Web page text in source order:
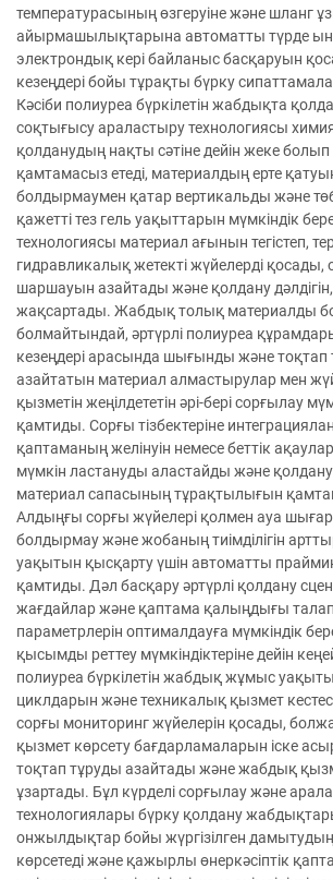
температурасының өзгеруіне және шланг
айырмашылықтарына автоматты түрде
электрондық кері байланыс басқаруын
кезеңдері бойы тұрақты бүрку
Кәсіби полиуреа бүркілетін жабдықта
соқтығысу араластыру технологиясы
қолданудың нақты сәтіне дейін жеке болып
қамтамасыз етеді, материалдың ерте
болдырмаумен қатар вертикальды және
қажетті тез гель уақыттарын мүмкіндік
технологиясы материал ағынын тегістеп,
гидравликалық жетекті жүйелерді қосады,
шаршауын азайтады және қолдану дәлдігін,
жақсартады. Жабдық толық материалды
болмайтындай, әртүрлі полиуреа
кезеңдері арасында шығынды және тоқтап
азайтатын материал алмастырулар мен
қызметін жеңілдететін әрі-бері сорғылау
қамтиды. Сорғы тізбектеріне
қаптаманың желінуін немесе беттік
мүмкін ластануды аластайды және
материал сапасының тұрақтылығын
Алдыңғы сорғы жүйелері қолмен ауа
болдырмау және жобаның тиімділігін
уақытын қысқарту үшін автоматты
қамтиды. Дәл басқару әртүрлі қолдану
жағдайлар және қаптама қалыңдығы
параметрлерін оптималдауға мүмкіндік
қысымды реттеу мүмкіндіктеріне дейін
полиуреа бүркілетін жабдық жұмыс
циклдарын және техникалық қызмет
сорғы мониторинг жүйелерін қосады,
қызмет көрсету бағдарламаларын іске
тоқтап тұруды азайтады және жабдық
ұзартады. Бұл күрделі сорғылау және
технологиялары бүрку қолдану
онжылдықтар бойы жүргізілген дамытудың
көрсетеді және қажырлы өнеркәсіптік